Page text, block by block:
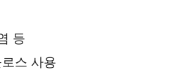
등
스 사용